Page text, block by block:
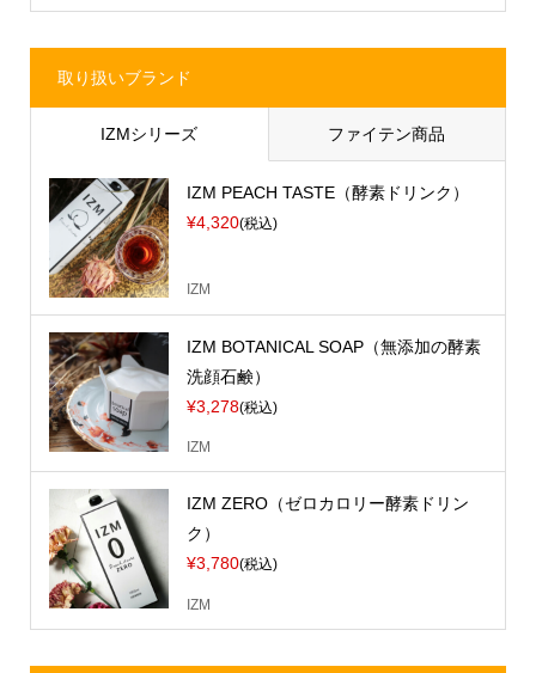
取り扱いブランド
IZMシリーズ ファイテン商品
IZM PEACH TASTE（酵素ドリンク）
¥4,320(税込)
IZM
IZM BOTANICAL SOAP（無添加の酵素
洗顔石鹸）
¥3,278(税込)
IZM
IZM ZERO（ゼロカロリー酵素ドリン
ク）
¥3,780(税込)
IZM